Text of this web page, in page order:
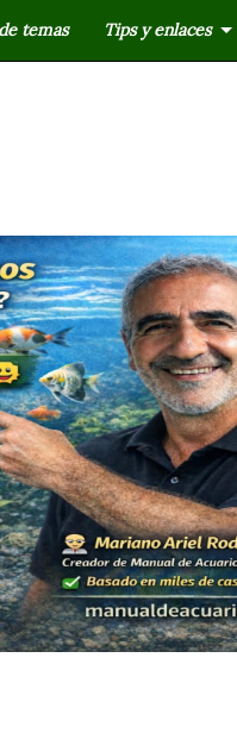
temas Tips y enlaces